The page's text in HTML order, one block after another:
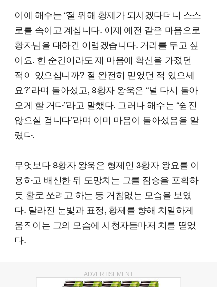
이에 해수는 “절 위해 황제가 되시겠다더니 스스
로를 속이고 계십니다. 이제 예전 같은 마음으로
황자님을 대하긴 어렵겠습니다. 거리를 두고 싶
어요. 한 순간이라도 제 마음에 확신을 가졌던
적이 있으십니까? 절 완전히 믿었던 적 있으세
요?”라며 돌아섰고, 8황자 왕욱은 “널 다시 돌아
오게 할 거다”라고 말했다. 그러나 해수는 “쉽진
않으실 겁니다”라며 이미 마음이 돌아섰음을 알
렸다.
무엇보다 8황자 왕욱은 형제인 3황자 왕요를 이
용하고 배신한 뒤 도망치는 그를 짐승을 포획하
듯 활로 쏘려고 하는 등 거침없는 모습을 보였
다. 달라진 눈빛과 표정, 황제를 향해 치밀하게
움직이는 그의 모습에 시청자들마저 치를 떨었
다.
ADVERTISEMENT